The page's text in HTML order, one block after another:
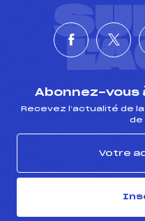
Abonnez-vous
Recevez l’actualité de
de